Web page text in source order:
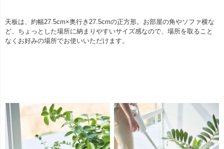
天板は、約幅27.5cm×奥行き27.5cmの正方形。お部屋の角やソファ横な
ど、ちょっとした場所に納まりやすいサイズ感なので、場所を取ること
なくお好みの場所でお使いいただけます。